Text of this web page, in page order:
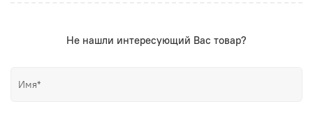
Не нашли интересующий Вас товар?